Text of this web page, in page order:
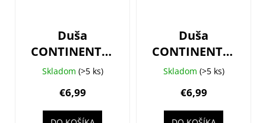
Duša
CONTINENTAL
MTB 27.5 -
Skladom (>5 ks)
€6,99
Duša
CONTINENTAL
MTB 29 -
Skladom (>5 ks)
€6,99